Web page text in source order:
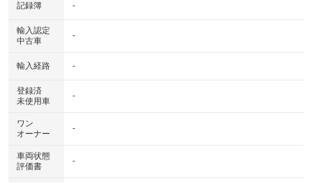
記録簿 -
輸入認定
中古車
-
輸入経路 -
登録済
未使用車
-
ワン
オーナー
-
車両状態
評価書
-